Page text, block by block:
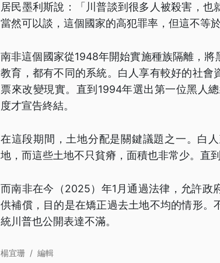
居民墨利斯說：「川普談到很多人被殺害，
當然可以談，這個國家的高犯罪率，但這不等於
南非這個國家從1948年開始實施種族隔離，
教育，都有不同的系統。白人享有較好的社
票來改變現實。直到1994年選出第一位黑人
度才宣告終結。
在這段期間，土地分配是關鍵議題之一。白
地，而這些土地不只貧瘠，面積也非常少。直
而南非在今（2025）年1月通過法律，允許政
供補償，目的是在矯正過去土地不均的情形
統川普也公開表達不滿。
楊宜珊 / 編輯